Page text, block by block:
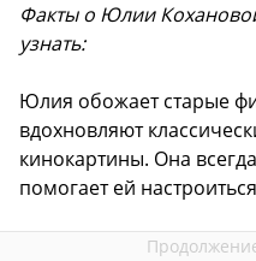
Факты о Юлии
узнать:
Юлия обожает старые
вдохновляют
кинокартины. Она
помогает ей